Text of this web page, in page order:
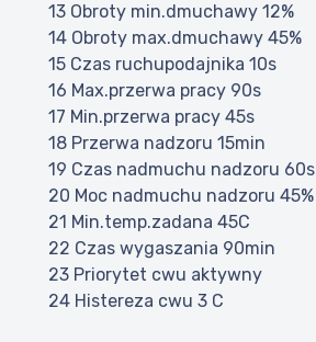
13 Obroty min.dmuchawy 12%
14 Obroty max.dmuchawy 45%
15 Czas ruchupodajnika 10s
16 Max.przerwa pracy 90s
17 Min.przerwa pracy 45s
18 Przerwa nadzoru 15min
19 Czas nadmuchu nadzoru 60s
20 Moc nadmuchu nadzoru 45%
21 Min.temp.zadana 45C
22 Czas wygaszania 90min
23 Priorytet cwu aktywny
24 Histereza cwu 3 C